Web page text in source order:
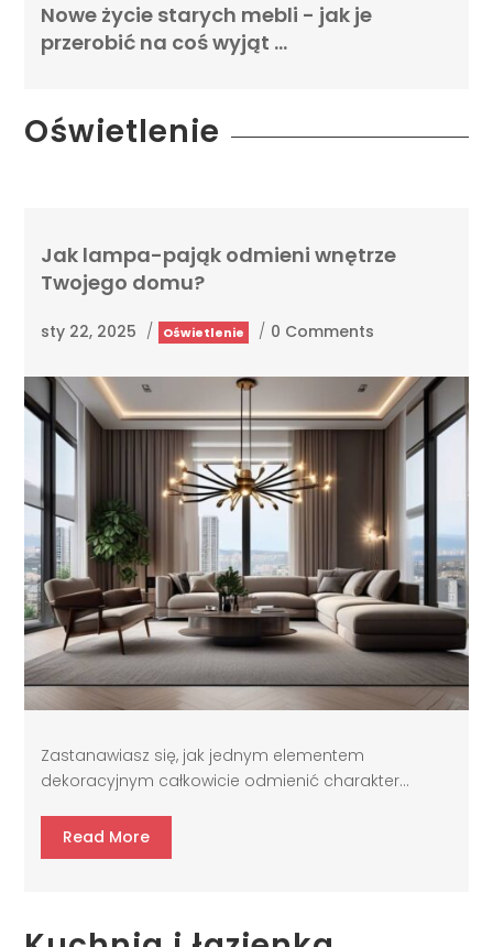
Nowe życie starych mebli - jak je
przerobić na coś wyjąt …
Oświetlenie
Jak lampa-pająk odmieni wnętrze
Twojego domu?
sty 22, 2025 / Oświetlenie / 0 Comments
Zastanawiasz się, jak jednym elementem
dekoracyjnym całkowicie odmienić charakter...
Read More